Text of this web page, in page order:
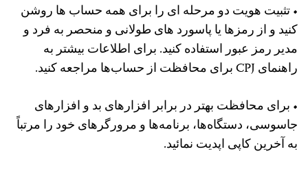
• تثبیت هویت دو مرحله ای را برای همه حساب ها روشن
کنید و از رمزها یا پاسورد های طولانی و منحصر به فرد و
مدیر رمز عبور استفاده کنید. برای اطلاعات بیشتر به
راهنمای CPJ برای محافظت از حساب‌ها مراجعه کنید.
• برای محافظت بهتر در برابر افزارهای بد و ‌افزارهای
جاسوسی، دستگاه‌ها، برنامه‌ها و مرورگرهای خود را مرتباً
به آخرین کاپی اپدیت نمائید.